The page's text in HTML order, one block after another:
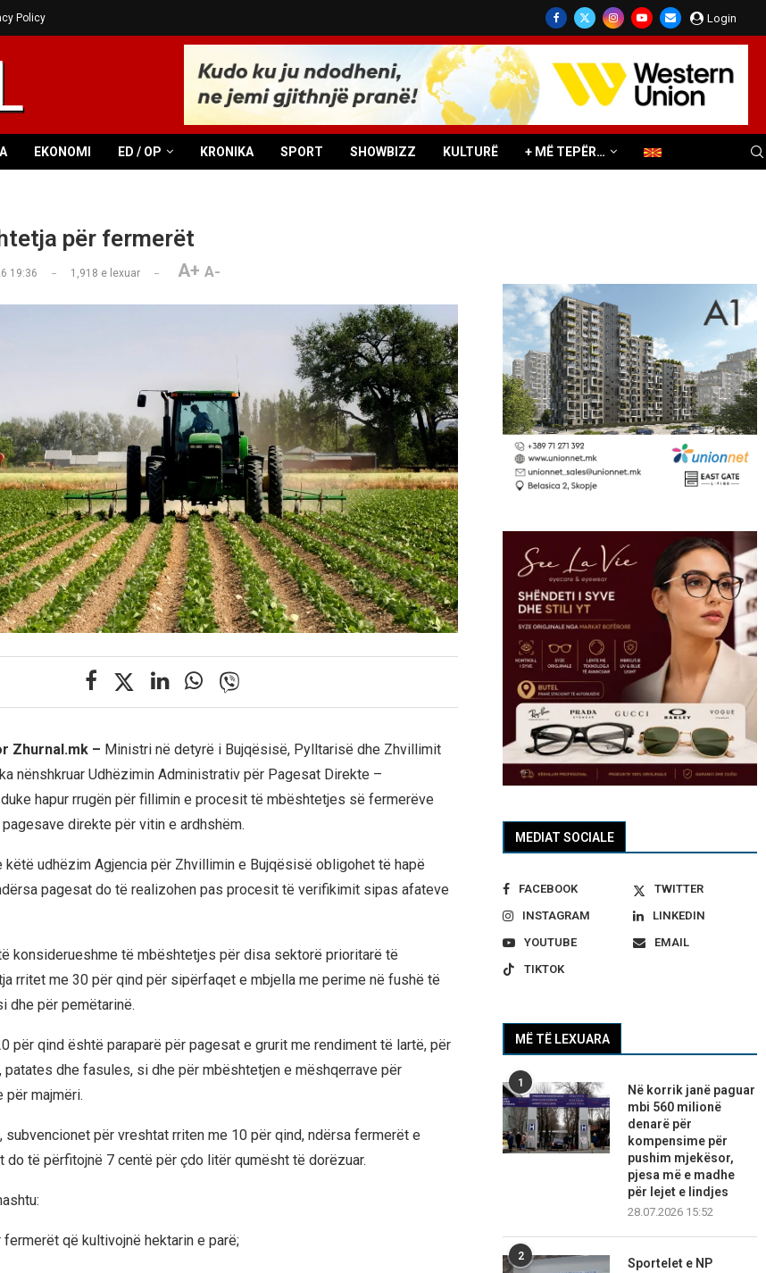
Policy Login
EKONOMI ED / OP KRONIKA SPORT SHOWBIZZ KULTURË + MË TEPËR…
për fermerët
19:36 1,918 e lexuar A+ A-
Zhurnal.mk – Ministri në detyrë i Bujqësisë, Pylltarisë dhe Zhvillimit
ka nënshkruar Udhëzimin Administrativ për Pagesat Direkte –
hapur rrugën për fillimin e procesit të mbështetjes së fermerëve
direkte për vitin e ardhshëm.
udhëzim Agjencia për Zhvillimin e Bujqësisë obligohet të hapë
pagesat do të realizohen pas procesit të verifikimit sipas afateve
konsiderueshme të mbështetjes për disa sektorë prioritarë të
rritet me 30 për qind për sipërfaqet e mbjella me perime në fushë të
dhe për pemëtarinë.
për qind është paraparë për pagesat e grurit me rendiment të lartë, për
patates dhe fasules, si dhe për mbështetjen e mëshqerrave për
për majmëri.
për vreshtat rriten me 10 për qind, ndërsa fermerët e
të përfitojnë 7 centë për çdo litër qumësht të dorëzuar.
që kultivojnë hektarin e parë;
MEDIAT SOCIALE
FACEBOOK
TWITTER
INSTAGRAM
LINKEDIN
YOUTUBE
EMAIL
TIKTOK
MË TË LEXUARA
1
Në korrik janë paguar
mbi 560 milionë
denarë për
kompensime për
pushim mjekësor,
pjesa më e madhe
për lejet e lindjes
28.07.2026 15:52
2
Sportelet e NP